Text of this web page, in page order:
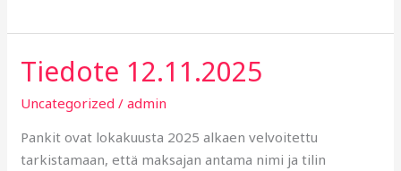
Tiedote 12.11.2025
Uncategorized /admin
Pankit ovat lokakuusta 2025 alkaen velvoitettu
tarkistamaan, että maksajan antama nimi ja tilin
Tiedote
12.11.2025